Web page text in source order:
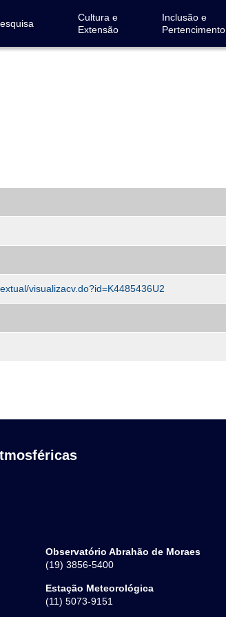
Cultura e
Extensão
Inclusão e
Pertencimento
visualizacv.do?id=K4485436U2
Observatório Abrahão de Moraes
(19) 3856-5400
Estação Meteorológica
(11) 5073-9151